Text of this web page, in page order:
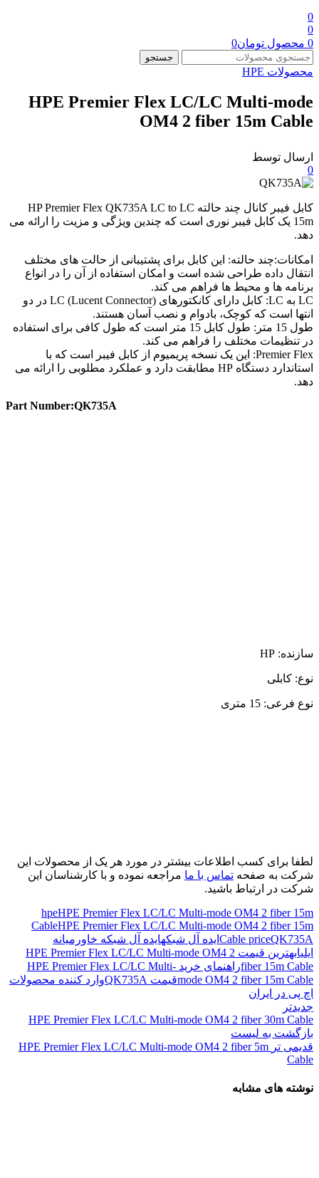
0
0
0 محصول تومان0
جستجو
محصولات HPE
HPE Premier Flex LC/LC Multi-mode
OM4 2 fiber 15m Cable
ارسال توسط
0
کابل فیبر کانال چند حالته HP Premier Flex QK735A LC to LC
15m یک کابل فیبر نوری است که چندین ویژگی و مزیت را ارائه می
دهد.
امکانات:چند حالته: این کابل برای پشتیبانی از حالت های مختلف
انتقال داده طراحی شده است و امکان استفاده از آن را در انواع
برنامه ها و محیط ها فراهم می کند.
LC به LC: کابل دارای کانکتورهای LC (Lucent Connector) در دو
انتها است که کوچک، بادوام و نصب آسان هستند.
طول 15 متر: طول کابل 15 متر است که طول کافی برای استفاده
در تنظیمات مختلف را فراهم می کند.
Premier Flex: این یک نسخه پریمیوم از کابل فیبر است که با
استاندارد دستگاه HP مطابقت دارد و عملکرد مطلوبی را ارائه می
دهد.
Part Number:QK735A
سازنده: HP
نوع: کابلی
نوع فرعی: 15 متری
لطفا برای کسب اطلاعات بیشتر در مورد هر یک از محصولات این
شرکت به صفحه تماس با ما مراجعه نموده و با کارشناسان این
شرکت در ارتباط باشید.
hpeHPE Premier Flex LC/LC Multi-mode OM4 2 fiber 15m
CableHPE Premier Flex LC/LC Multi-mode OM4 2 fiber 15m
Cable priceQK735A ایده آل شبکهایده آل شبکه خاورمیانه
ایلیا
بهترین قیمت HPE Premier Flex LC/LC Multi-mode OM4 2
fiber 15m Cable
راهنمای خرید HPE Premier Flex LC/LC Multi-
mode OM4 2 fiber 15m Cableقیمت QK735A
وارد کننده محصولات
اچ پی در ایران
جدیدتر
HPE Premier Flex LC/LC Multi-mode OM4 2 fiber 30m Cable
بازگشت به لیست
قدیمی تر HPE Premier Flex LC/LC Multi-mode OM4 2 fiber 5m
Cable
نوشته های مشابه